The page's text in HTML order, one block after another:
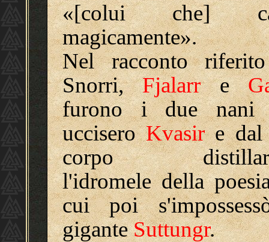
«[colui che]
magicamente».
Nel racconto
Snorri,Fjalarre
furono i due nani
ucciseroKvasire dal
corpo
l'idromele della
cui poi
giganteSuttungr.